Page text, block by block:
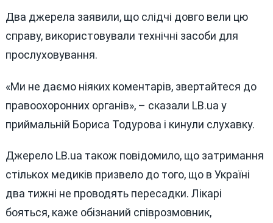
Два джерела заявили, що слідчі довго вели цю
справу, використовували технічні засоби для
прослуховування.
«Ми не даємо ніяких коментарів, звертайтеся до
правоохоронних органів», – сказали LB.ua у
приймальній Бориса Тодурова і кинули слухавку.
Джерело LB.ua також повідомило, що затримання
стількох медиків призвело до того, що в Україні
два тижні не проводять пересадки. Лікарі
бояться, каже обізнаний співрозмовник,